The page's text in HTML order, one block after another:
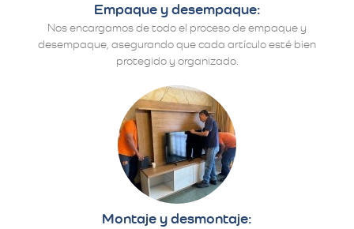
Empaque y desempaque:
Nos encargamos de todo el proceso de empaque y
desempaque, asegurando que cada artículo esté bien
protegido y organizado.
Montaje y desmontaje: